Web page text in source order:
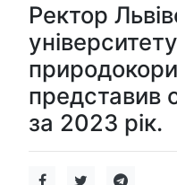
Ректор
університету
представив
за 2023 рік.